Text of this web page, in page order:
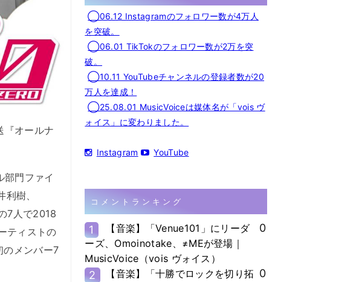
オールナ
門ファイ
樹、
7人で2018
ティストの
のメンバー7
◯06.12 Instagramのフォロワー数が4万人
を突破。
◯06.01 TikTokのフォロワー数が2万を突
破。
◯10.11 YouTubeチャンネルの登録者数が20
万人を達成！
◯25.08.01 MusicVoiceは媒体名が「vois ヴ
ォイス」に変わりました。
Instagram YouTube
コメントランキング
1
【音楽】「Venue101」にリーダ
ーズ、Omoinotake、≠MEが登場｜
MusicVoice（vois ヴォイス）
0
2
【音楽】「十勝でロックを切り拓 0